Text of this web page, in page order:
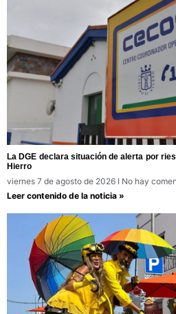
La DGE declara situación de alerta por
Hierro
viernes 7 de agosto de 2026
No hay
Leer contenido de la noticia »